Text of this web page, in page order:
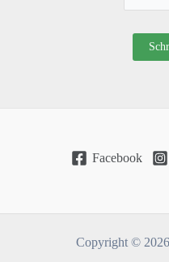
Facebook
Copyright ©